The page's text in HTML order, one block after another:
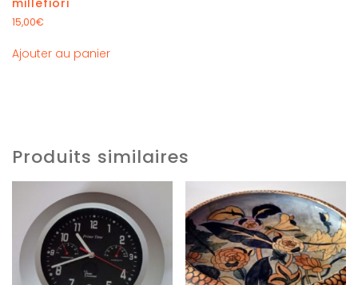
millefiori
15,00€
Ajouter au panier
Produits similaires